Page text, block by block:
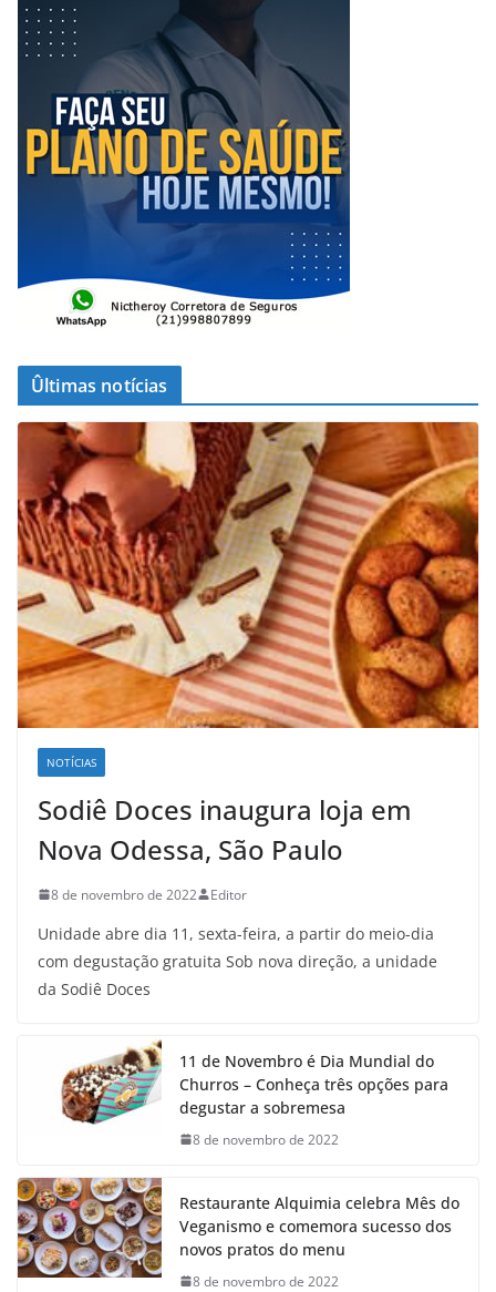
Ûltimas notícias
NOTÍCIAS
Sodiê Doces inaugura loja em
Nova Odessa, São Paulo
8 de novembro de 2022 Editor
Unidade abre dia 11, sexta-feira, a partir do meio-dia
com degustação gratuita Sob nova direção, a unidade
da Sodiê Doces
11 de Novembro é Dia Mundial do
Churros – Conheça três opções para
degustar a sobremesa
8 de novembro de 2022
Restaurante Alquimia celebra Mês do
Veganismo e comemora sucesso dos
novos pratos do menu
8 de novembro de 2022